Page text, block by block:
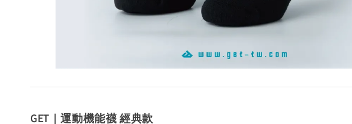
GET｜運動機能襪 經典款